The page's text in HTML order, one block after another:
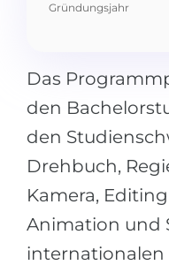
Gründungsjahr
Das
den
den
Drehbuch,
Kamera,
Animation und